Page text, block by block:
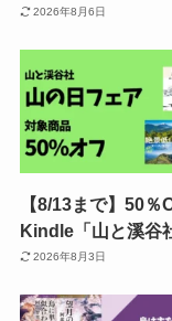
日間/3か月無料・
特集| 人気ランキ
目・再入会も可か
2026年8月6日
【8/13まで】50％
Kindle「山と溪谷
フェア！」 登山・
リー・ホラーなど
2026年8月3日